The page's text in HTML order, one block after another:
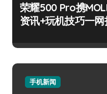
荣耀500 Pro携
资讯+玩机技巧一网
手机新闻